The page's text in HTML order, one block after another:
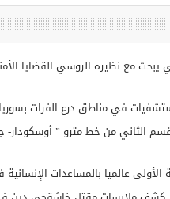
في
يبحث مع نظيره الروسي القضايا
الثاني من خط مترو ” أوسكودار-